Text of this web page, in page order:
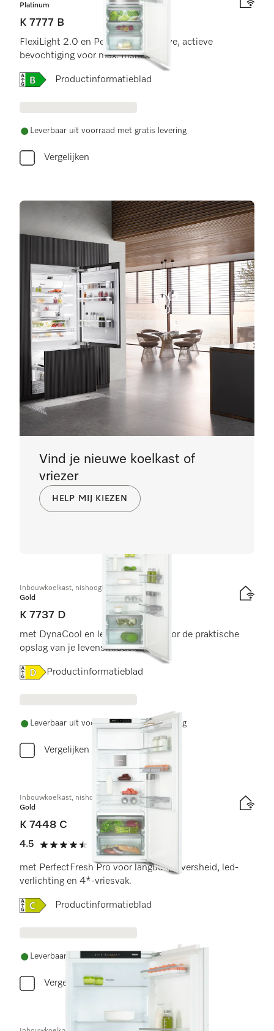
Platinum
K 7777 B
FlexiLight 2.0 en PerfectFresh Active, actieve
bevochtiging voor max. frisheid.
Online Label Flag, Energielabel
Productinformatieblad
Leverbaar uit voorraad met gratis levering
Vergelijken
Inbouwkoelkast, nishoogte 178 cm
Gold
K 7737 D
met DynaCool en led-verlichting voor de praktische
opslag van je levensmiddelen.
Online Label Flag, Energielabel
Productinformatieblad
Leverbaar uit voorraad met gratis levering
Vergelijken
Inbouwkoelkast, nishoogte 140 cm
Gold
K 7448 C
4.5
4.5 sterren op 5
(4 beoordelingen)
met PerfectFresh Pro voor langdurige versheid, led-
verlichting en 4*-vriesvak.
Online Label Flag, Energielabel
Productinformatieblad
Leverbaar uit voorraad met gratis levering
Vergelijken
Vind je nieuwe koelkast of
vriezer
HELP MIJ KIEZEN